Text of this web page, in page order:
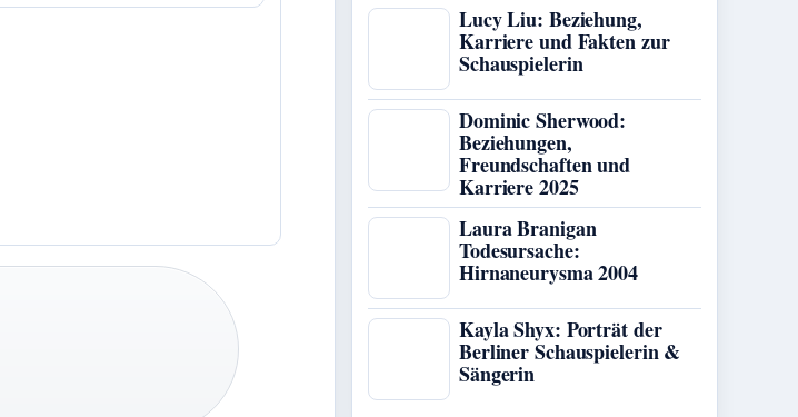
Lucy Liu: Beziehung,
Karriere und Fakten zur
Schauspielerin
Dominic Sherwood:
Beziehungen,
Freundschaften und
Karriere 2025
Laura Branigan
Todesursache:
Hirnaneurysma 2004
Kayla Shyx: Porträt der
Berliner Schauspielerin &
Sängerin